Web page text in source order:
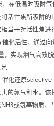
，在低温时吸附
活性焦所吸附
当于对活性焦进
催化活性，通过
，实现烟气高效脱
催化还原
的氮气和水。
或氨基物质